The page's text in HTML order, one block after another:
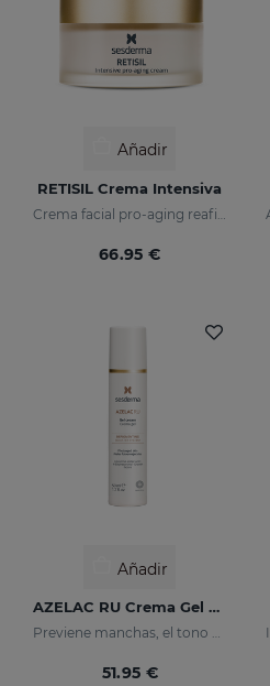
Añadir
RETISIL Crema Intensiva
66.95 €
Añadir
AZELAC RU Crema Gel Despigmentante
Previene manchas, el tono desigual y las arrugas de la piel
51.95 €